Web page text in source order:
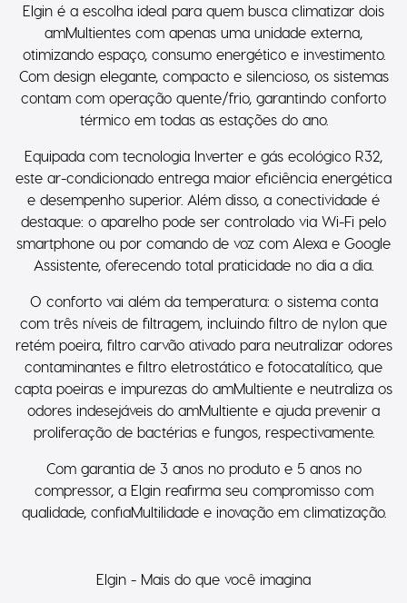
Elgin é a escolha ideal para quem busca climatizar dois
amMultientes com apenas uma unidade externa,
otimizando espaço, consumo energético e investimento.
Com design elegante, compacto e silencioso, os sistemas
contam com operação quente/frio, garantindo conforto
térmico em todas as estações do ano.
Equipada com tecnologia Inverter e gás ecológico R32,
este ar-condicionado entrega maior eficiência energética
e desempenho superior. Além disso, a conectividade é
destaque: o aparelho pode ser controlado via Wi-Fi pelo
smartphone ou por comando de voz com Alexa e Google
Assistente, oferecendo total praticidade no dia a dia.
O conforto vai além da temperatura: o sistema conta
com três níveis de filtragem, incluindo filtro de nylon que
retém poeira, filtro carvão ativado para neutralizar odores
contaminantes e filtro eletrostático e fotocatalítico, que
capta poeiras e impurezas do amMultiente e neutraliza os
odores indesejáveis do amMultiente e ajuda prevenir a
proliferação de bactérias e fungos, respectivamente.
Com garantia de 3 anos no produto e 5 anos no
compressor, a Elgin reafirma seu compromisso com
qualidade, confiaMultilidade e inovação em climatização.
Elgin - Mais do que você imagina